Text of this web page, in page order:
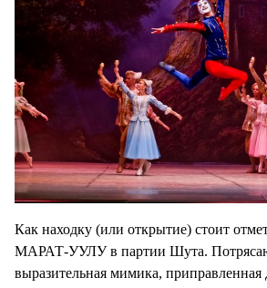
Как находку (или открытие) стоит
МАРАТ-УУЛУ в партии Шута.
выразительная мимика, приправленная